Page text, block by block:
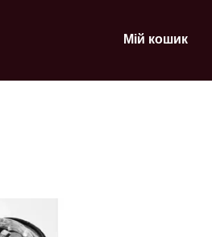
Мій кошик